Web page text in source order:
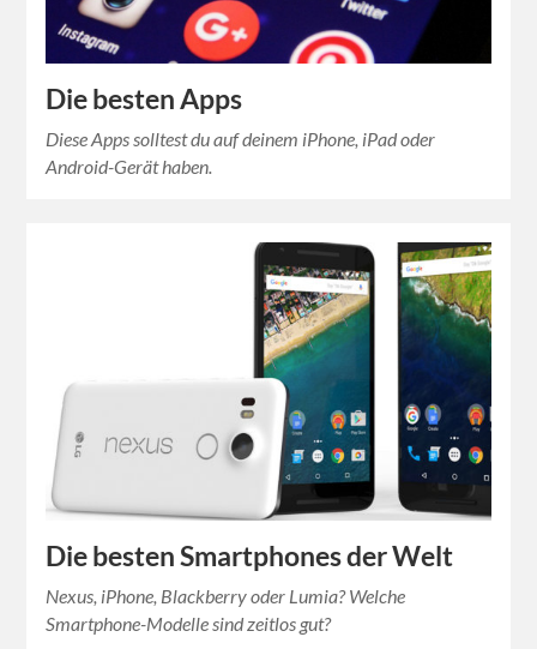
Die besten Apps
Diese Apps solltest du auf deinem iPhone, iPad oder
Android-Gerät haben.
Die besten Smartphones der Welt
Nexus, iPhone, Blackberry oder Lumia? Welche
Smartphone-Modelle sind zeitlos gut?